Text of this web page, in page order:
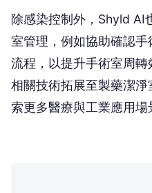
除感染控制外，Shyld AI
室管理，例如協助確認
流程，以提升手術室周
相關技術拓展至製藥潔
索更多醫療與工業應用場